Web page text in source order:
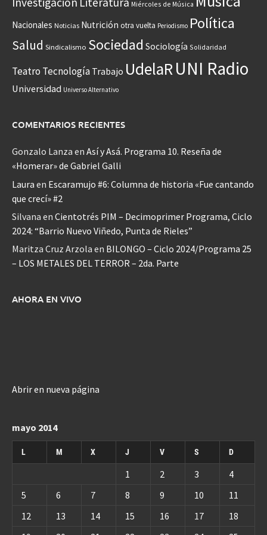
Miércoles de Música
Nacionales Noticias Nutrición otra vuelta Periodismo Política
Salud Sindicalismo Sociedad Sociología Solidaridad
Teatro Tecnología Trabajo UdelaRUNI Radio
Universidad Universo Alternativo
COMENTARIOS RECIENTES
Gonzalo Lanza en Así y Asá. Programa 10. Reseña de
«Homerar» de Gabriel Galli
Laura en Escaramujo #6: Columna de historia «Fue cantando
que crecí» #2
Silvana en Cientotrés PIM – Decimoprimer Programa, Ciclo
2024: “Barrio Nuevo Viñedo, Punta de Rieles”
Maritza Cruz Arzola en BILONGO – Ciclo 2024/Programa 25
– LOS METALES DEL TERROR – 2da. Parte
AHORA EN VIVO
Abrir en nueva página
mayo 2014
L M X J V S D
1 2 3
4
5
6 7 8 9 10
11
12
13 14 15 16 17
18